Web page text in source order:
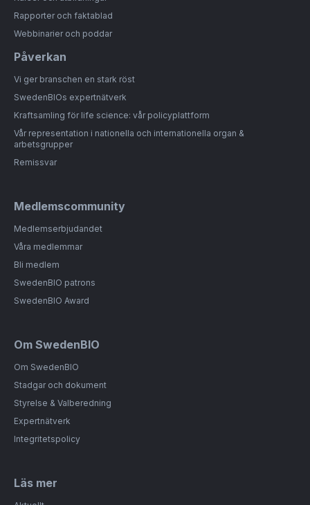
Rapporter och faktablad
Webbinarier och poddar
Påverkan
Vi ger branschen en stark röst
SwedenBIOs expertnätverk
Kraftsamling för life science: vår policyplattform
Vår representation i nationella och internationella organ &
arbetsgrupper
Remissvar
Medlemscommunity
Medlemserbjudandet
Våra medlemmar
Bli medlem
SwedenBIO patrons
SwedenBIO Award
Om SwedenBIO
Om SwedenBIO
Stadgar och dokument
Styrelse & Valberedning
Expertnätverk
Integritetspolicy
Läs mer